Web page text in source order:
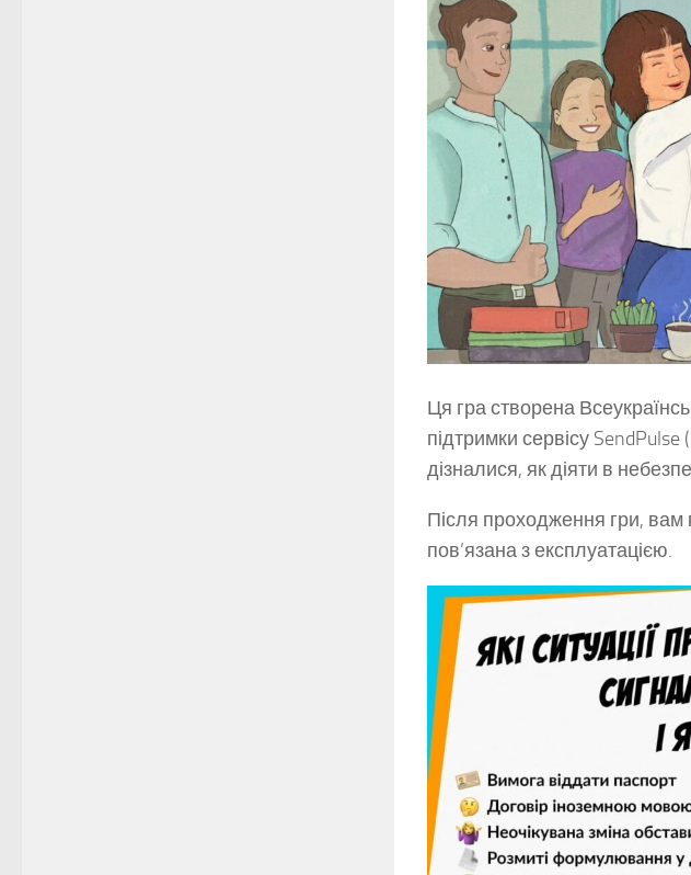
Ця гра створена
підтримки сервісу
дізналися, як діяти в
Після проходження гри, вам
пов’язана з експлуатацією.